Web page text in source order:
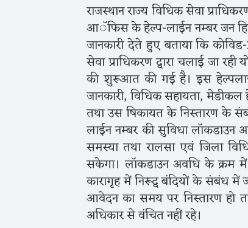
राजस्थान राज्य विधिक सेवा
आॅफिस के हेल्प-लाईन नम्बर जन
जानकारी देते हुए बताया कि
सेवा प्राधिकरण द्वारा चलाई जा
की शुरूआत की गई है। इस
जानकारी, विधिक सहायता,
तथा उस षिकायत के निस्तारण के
लाईन नम्बर की सुविधा लाॅकडाउन
समस्या तथा रालसा एवं जिला
सकेगा। लाॅकडाउन अवधि के क्रम में
कारागृह में निरूद्व बंदियों के संबंध में
आवेदन का समय पर निस्तारण हो
अधिकार से वंचित नहीं रहे।